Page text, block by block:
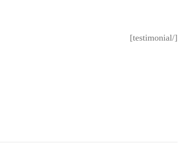
[/testimonial]